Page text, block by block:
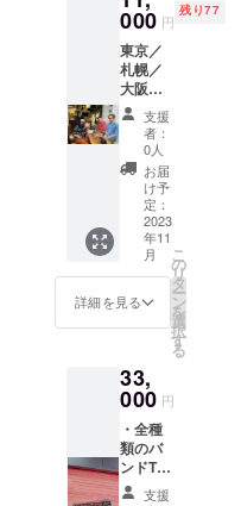
購入者
様に
データ
を添付
いたし
ます。
支援
時、必
ず備考
欄に掲
載を希
望され
るお名
前をご
記入く
ださい
ジョー
ク。
000 円
残り77
東京／
札幌／
大阪／
名古屋
／仙台
／福岡
／広島
でのラ
イブ後
の打ち
上げ兼
OFF会
参加券
・購入
後、ど
この
の会場
に参加
するか
お知ら
せくだ
さい
支援
者：
0人
お届
け予
定：
2023
年11
月
詳細を見る
こ
の
リ
タ
ー
ン
を
選
択
す
る
33,
000 円
・全種
類のバ
ンドT
シャツ
支援